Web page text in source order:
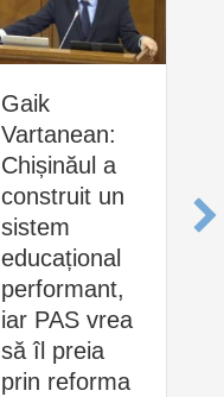
Gaik
Vartanean:
Chișinăul a
construit un
sistem
educațional
performant,
iar PAS vrea
să îl preia
prin reforma